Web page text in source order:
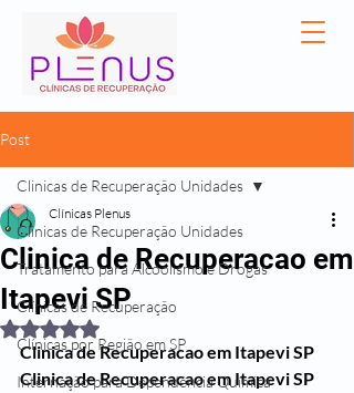
Post
Clinicas de Recuperação Unidades
Tratamento para Alcoolismo e Drogas
Clínicas de Recuperação
Clínicas por Região em SP
Internação para Dependência Química
Clinicas de Recuperação Unidades
Clinica de Recuperacao em
Itapevi SP
Clínicas Plenus
Avaliado com NaN de 5 estrelas.
Clinica de Recuperacao em Itapevi SP
Clinica de Recuperacao em Itapevi SP